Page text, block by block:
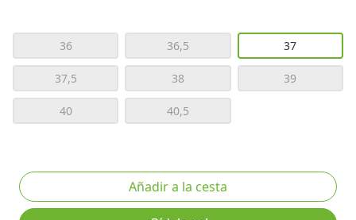
36 36,5 37
37,5 38 39
40 40,5